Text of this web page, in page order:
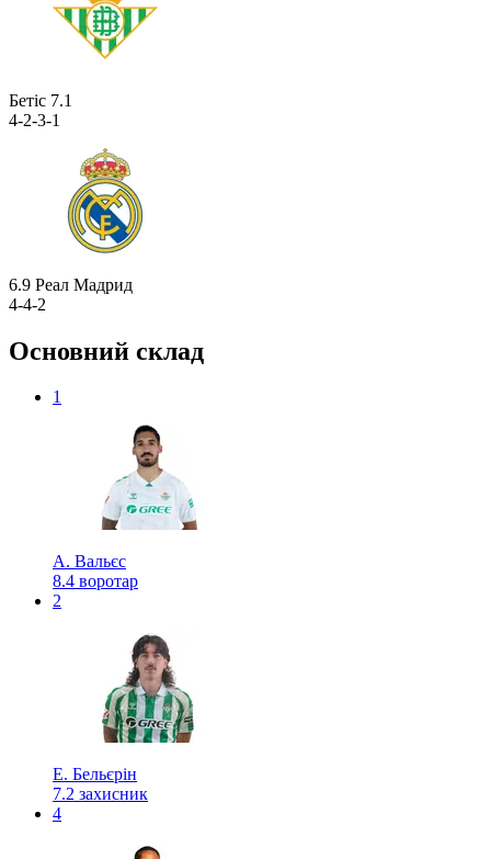
Бетіс 7.1
4-2-3-1
6.9 Реал Мадрид
4-4-2
Основний склад
1
А. Вальєс
8.4 воротар
2
Е. Бельєрін
7.2 захисник
4